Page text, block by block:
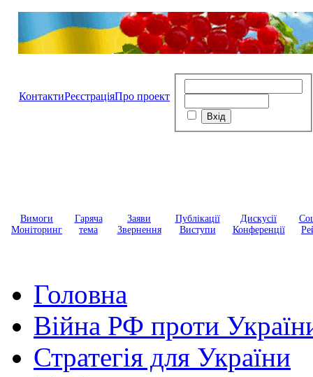
КонтактиРеєстраціяПро проект
Вимоги
Моніторинг
Гаряча
тема
Заяви
Звернення
Публікації
Виступи
Дискусії
Конференції
Головна
Війна РФ проти
Стратегія для України